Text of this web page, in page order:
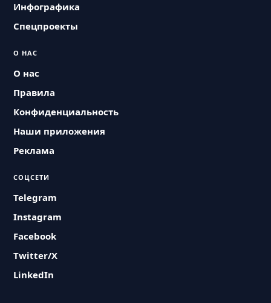
Инфографика
Спецпроекты
О НАС
О нас
Правила
Конфиденциальность
Наши приложения
Реклама
СОЦСЕТИ
Telegram
Instagram
Facebook
Twitter/X
LinkedIn